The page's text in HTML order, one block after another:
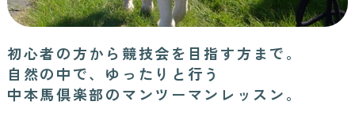
初心者の方から競技会を目指す方まで。
自然の中で、ゆったりと行う
中本馬倶楽部のマンツーマンレッスン。